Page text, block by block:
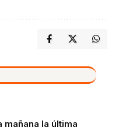
mañana la última